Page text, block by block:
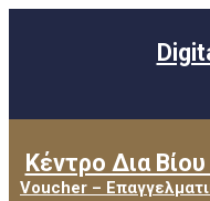
Κέντρο Δια
Voucher –